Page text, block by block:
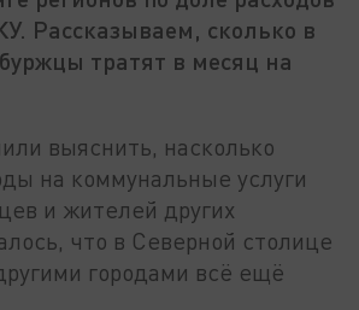
Рассказываем, сколько в
тратят в месяц на
выяснить, насколько
на коммунальные услуги
и жителей других
что в Северной столице
городами всё ещё